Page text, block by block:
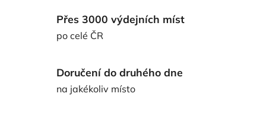
Přes 3000 výdejních míst
po celé ČR
Doručení do druhého dne
na jakékoliv místo